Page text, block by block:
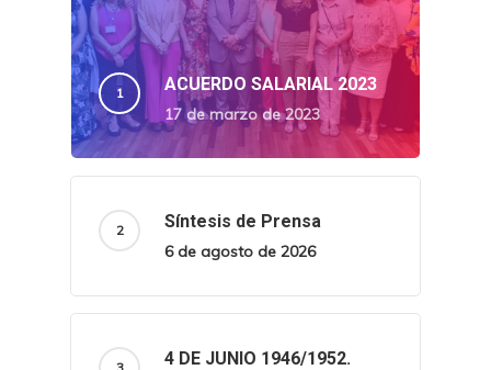
ACUERDO SALARIAL 2023
17 de marzo de 2023
Síntesis de Prensa
6 de agosto de 2026
4 DE JUNIO 1946/1952.